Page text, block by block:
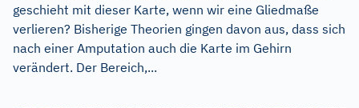
geschieht mit dieser Karte, wenn wir eine Gliedmaße
verlieren? Bisherige Theorien gingen davon aus, dass sich
nach einer Amputation auch die Karte im Gehirn
verändert. Der Bereich,...